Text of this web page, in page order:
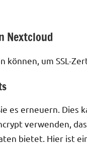
Nextcloud
können, um SSL-
es erneuern. Dies
verwenden,
bietet. Hier ist